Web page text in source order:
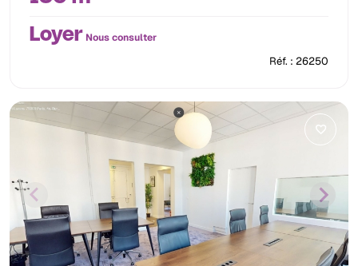
Loyer Nous consulter
Réf. : 26250